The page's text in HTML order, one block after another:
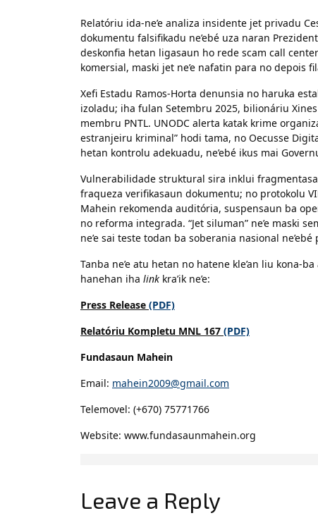
Relatóriu ida-ne’e analiza insidente jet privadu
dokumentu falsifikadu ne’ebé uza naran
deskonfia hetan ligasaun ho rede scam call
komersial, maski jet ne’e nafatin para no depois
Xefi Estadu Ramos-Horta denunsia no haruka
izoladu; iha fulan Setembru 2025, bilionáriu
membru PNTL. UNODC alerta katak krime
estranjeiru kriminal” hodi tama, no Oecusse
hetan kontrolu adekuadu, ne’ebé ikus mai
Vulnerabilidade struktural sira inklui
fraqueza verifikasaun dokumentu; no protokolu
Mahein rekomenda auditória, suspensaun ba
no reforma integrada. “Jet siluman” ne’e maski
ne’e sai teste todan ba soberania nasional
Tanba ne’e atu hetan no hatene kle’an liu kona-
hanehan iha link kra’ik ne’e:
Press Release (PDF)
Relatóriu Kompletu MNL 167 (PDF)
Fundasaun Mahein
Email: mahein2009@gmail.com
Telemovel: (+670) 75771766
Website: www.fundasaunmahein.org
Leave a Reply